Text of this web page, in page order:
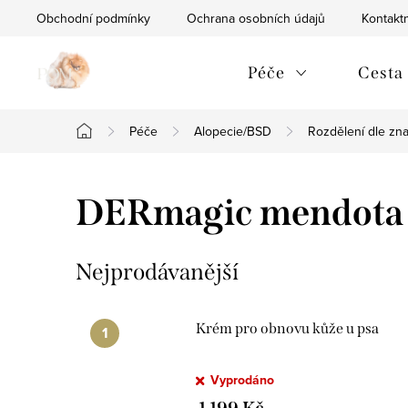
Obchodní podmínky Ochrana osobních údajů
Péče Cesta
Domů
Péče Alopecie/BSD Rozdělení dle
DERmagic
Nejprodávanější
Krém pro obnovu kůže u psa
Vyprodáno